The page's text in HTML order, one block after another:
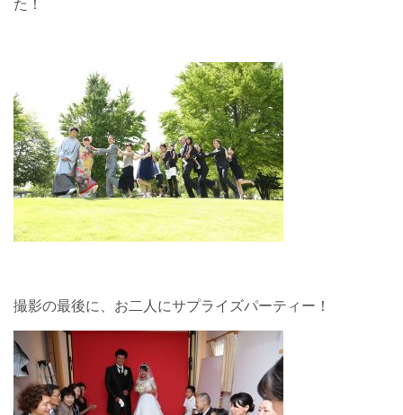
た！
撮影の最後に、お二人にサプライズパーティー！